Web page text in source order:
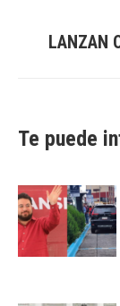
LANZAN
Te puede